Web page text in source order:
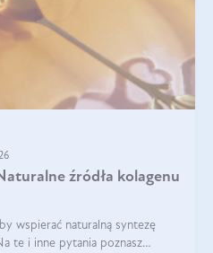
źródła kolagenu
wspierać naturalną syntezę
te i inne pytania poznasz